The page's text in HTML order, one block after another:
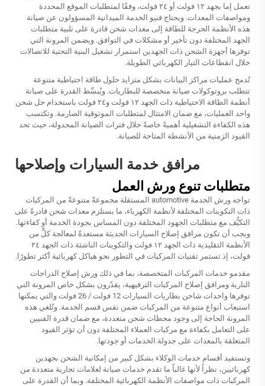
تعمل إما بجهد ١٢ فولت أو ٢٤ فولت، وفقًا لمتطلبات الموقع المحددة
ومواصفات المعدات. ويحتاج فنيو الخدمة الميدانية المسؤولون عن صيانة
هذه الأنظمة الحرجة للطاقة إلى معدات شحن قادرة على تلبية متطلبات
الجهد المختلفة دون تأخير أو مشكلات في التوافق. ويضمن المرونة التي
توفرها أجهزة الشحن ذات الجهدين استمرار تشغيل البنية التحتية للاتصالات
خلال انقطاعات التيار الكهربائي الطويلة.
تُدمج عمليات مراكز البيانات بشكل متزايد حلول طاقة احتياطية متنوعة
تتطلب بروتوكولات صيانة متخصصة للبطاريات. ويُبسِّط القدرة على صيانة
أنظمة الطاقة الاحتياطية ذات الجهد ١٢ فولت و٢٤ فولت باستخدام حل شحن
واحد العمليات، مع ضمان الامتثال لمتطلبات الموثوقية الصارمة. وتكتسب
هذه الكفاءة التشغيلية أهميةً خاصةً خلال فترات الصيانة المجدولة، حيث تحد
القيود الزمنية من الأنشطة المتاحة للصيانة.
مرافق خدمة السيارات وإصلاحها
متطلبات تنوع ورش العمل
تواجه ورش الخدمة automotive المستقلة مجموعةً متنوعةً من المركبات
ذات التكوينات المختلفة لأنظمة الكهرباء، ما يستلزم معدات شحن قادرةً على
التكيُّف مع متطلبات الجهود المختلفة دون المساس بجودة الخدمة أو كفاءتها.
ويجب أن تكون مرافق إصلاح السيارات الحديثة مستعدةً لمعالجة كلٍّ من
الأنظمة التقليدية ذات الجهد ١٢ فولت والتكوينات الناشئة ذات الجهد ٢٤
فولت، إذ تستمر تقنيات المركبات في التطور نحو هياكل كهربائية أكثر تطورًا.
مقدمو خدمات المركبات المتخصصة، بما في ذلك ورش إصلاح الدراجات
النارية ومرافق إصلاح المركبات الترفيهية، يقدّرون بشكل خاص المرونة التي
توفرها واحدات شاحن بطاريات السيارات 12 فولت / 26 فولت
والتي يمكنها
استيعاب أنواع متنوعة من المركبات ضمن نفس قسم الخدمة. وتُلغي هذه
المرونة الحاجة إلى وجود محطات شحن متعددة، مع ضمان قدرة الفنيين
على التعامل بكفاءة مع مركبات العملاء المختلفة دون أن تؤثر القيود
المتعلقة بالمعدات على جدولة الخدمات أو جودتها.
وتستفيد أقسام خدمات الوكلاء بشكل كبير من إمكانية الشحن بجهدين
كهربائيين، نظراً لأنها غالباً ما تقدم خدمات صيانة لعلامات تجارية متعددة من
المركبات ذات مواصفات الأنظمة الكهربائية المختلفة. وبما أن القدرة على